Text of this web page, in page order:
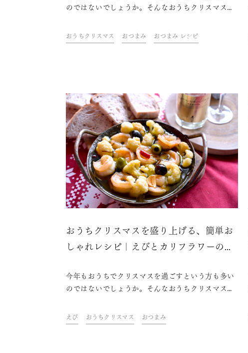
のではないでしょうか。そんなおうちクリスマスを
ケーキにお酒。ドリンク&フードクリエイター・青
山金魚さんが考えた、テーブルを華やかに彩る、簡
ましょう！
おうちクリスマス おつまみ おつまみ レシピ
おうちクリスマスを盛り上げる、簡単お
しゃれレシピ｜えびとカリフラワーのダ
今年もおうちでクリスマスを過ごすという方も多い
のではないでしょうか。そんなおうちクリスマスを
ケーキにお酒。ドリンク&フードクリエイター・青
山金魚さんが考えた、テーブルを華やかに彩る、簡
えび おうちクリスマス おつまみ